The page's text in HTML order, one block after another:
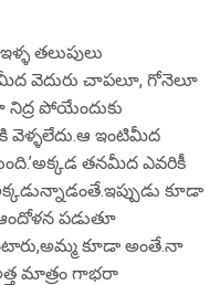
తలుపులు
వెదురు చాపలూ, గోనెలూ
నిద్ర పోయేందుకు
ఇంటిమీద
తనమీద ఎవరికీ
కూడా
పడుతూ
కూడా అంతే.నా
మాత్రం గాభరా